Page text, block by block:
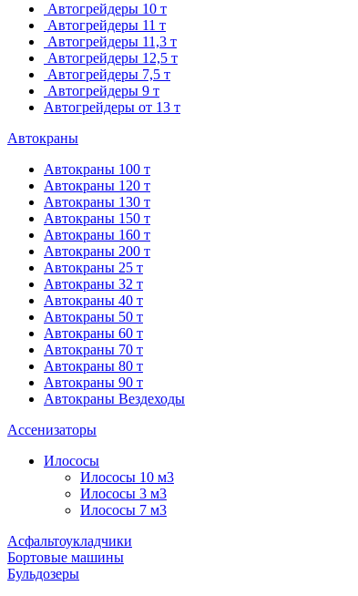
Автогрейдеры 10 т
Автогрейдеры 11 т
Автогрейдеры 11,3 т
Автогрейдеры 12,5 т
Автогрейдеры 7,5 т
Автогрейдеры 9 т
Автогрейдеры от 13 т
Автокраны
Автокраны 100 т
Автокраны 120 т
Автокраны 130 т
Автокраны 150 т
Автокраны 160 т
Автокраны 200 т
Автокраны 25 т
Автокраны 32 т
Автокраны 40 т
Автокраны 50 т
Автокраны 60 т
Автокраны 70 т
Автокраны 80 т
Автокраны 90 т
Автокраны Вездеходы
Ассенизаторы
Илососы
Илососы 10 м3
Илососы 3 м3
Илососы 7 м3
Асфальтоукладчики
Бортовые машины
Бульдозеры